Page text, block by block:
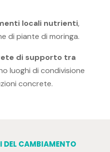
locali nutrienti,
di piante di moringa.
di supporto tra
luoghi di condivisione
concrete.
I DEL CAMBIAMENTO